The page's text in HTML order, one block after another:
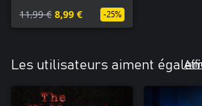
11,99 € 8,99 € -25%
Les utilisateurs aiment